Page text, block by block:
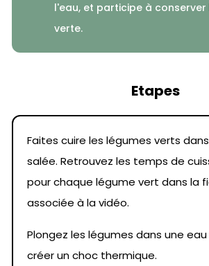
l'eau, et participe à
verte.
Etapes
Faites cuire les légumes verts
salée. Retrouvez les temps de
pour chaque légume vert dans la
associée à la vidéo.
Plongez les légumes dans une
créer un choc thermique.